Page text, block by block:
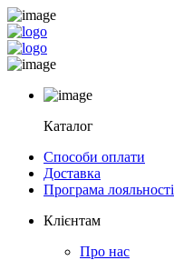
Каталог
Способи оплати
Доставка
Програма лояльності
Клієнтам
Про нас